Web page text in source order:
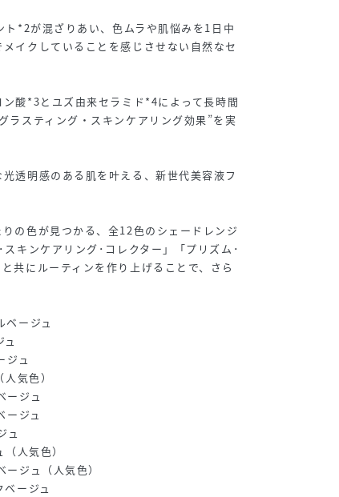
*2が混ざりあい、色ムラや肌悩みを1日中
イクしていることを感じさせない自然なセ
酸*3とユズ由来セラミド*4によって長時間
ラスティング・スキンケアリング効果”を実
透明感のある肌を叶える、新世代美容液フ
の色が見つかる、全12色のシェードレンジ
キンケアリング･コレクター」「プリズム･
共にルーティンを作り上げることで、さら
ージュ
ジュ
気色）
ージュ
ージュ
ュ
人気色）
ジュ（人気色）
ージュ